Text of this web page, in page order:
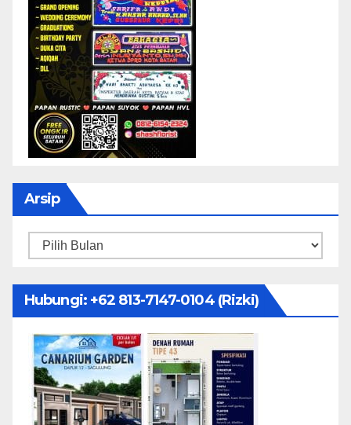
Arsip
Arsip
Hubungi: ‪+62 813-7147-0104‬ (Rizki)